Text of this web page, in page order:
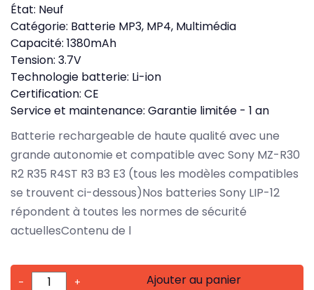
État: Neuf
Catégorie: Batterie MP3, MP4, Multimédia
Capacité: 1380mAh
Tension: 3.7V
Technologie batterie: Li-ion
Certification: CE
Service et maintenance: Garantie limitée - 1 an
Batterie rechargeable de haute qualité avec une
grande autonomie et compatible avec Sony MZ-R30
R2 R35 R4ST R3 B3 E3 (tous les modèles compatibles
se trouvent ci-dessous)Nos batteries Sony LIP-12
répondent à toutes les normes de sécurité
actuellesContenu de l
- + Ajouter au panier